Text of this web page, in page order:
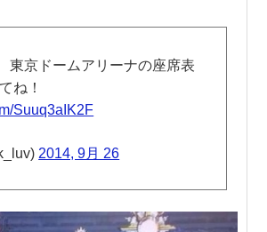
東京ドームアリーナの座席表
ね！
Suuq3aIK2F
2014, 9月 26